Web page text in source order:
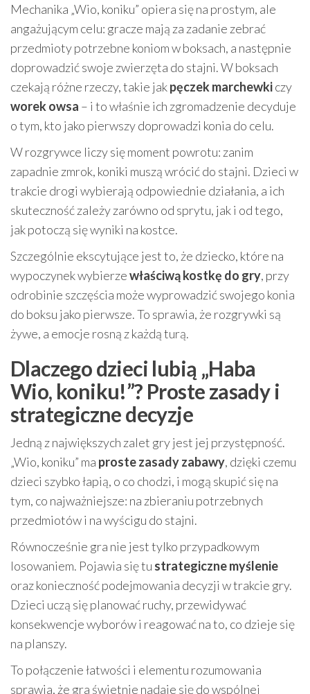
Mechanika „Wio, koniku” opiera się na prostym, ale
angażującym celu: gracze mają za zadanie zebrać
przedmioty potrzebne koniom w boksach, a następnie
doprowadzić swoje zwierzęta do stajni. W boksach
czekają różne rzeczy, takie jakpęczek marchewkiczy
worek owsa – i to właśnie ich zgromadzenie decyduje
o tym, kto jako pierwszy doprowadzi konia do celu.
W rozgrywce liczy się moment powrotu: zanim
zapadnie zmrok, koniki muszą wrócić do stajni. Dzieci w
trakcie drogi wybierają odpowiednie działania, a ich
skuteczność zależy zarówno od sprytu, jak i od tego,
jak potoczą się wyniki na kostce.
Szczególnie ekscytujące jest to, że dziecko, które na
wypoczynek wybierzewłaściwą kostkę do gry, przy
odrobinie szczęścia może wyprowadzić swojego konia
do boksu jako pierwsze. To sprawia, że rozgrywki są
żywe, a emocje rosną z każdą turą.
Dlaczego dzieci lubią „Haba
Wio, koniku!”? Proste zasady i
strategiczne decyzje
Jedną z największych zalet gry jest jej przystępność.
„Wio, koniku” ma proste zasady zabawy, dzięki czemu
dzieci szybko łapią, o co chodzi, i mogą skupić się na
tym, co najważniejsze: na zbieraniu potrzebnych
przedmiotów i na wyścigu do stajni.
Równocześnie gra nie jest tylko przypadkowym
losowaniem. Pojawia się tu strategiczne myślenie
oraz konieczność podejmowania decyzji w trakcie gry.
Dzieci uczą się planować ruchy, przewidywać
konsekwencje wyborów i reagować na to, co dzieje się
na planszy.
To połączenie łatwości i elementu rozumowania
sprawia, że gra świetnie nadaje się do wspólnej